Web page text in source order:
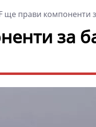
ще прави компоненти
за